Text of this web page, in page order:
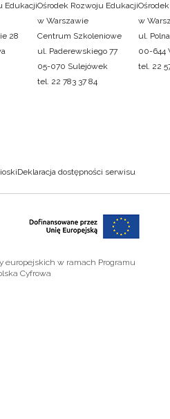
Edukacji
28
Ośrodek Rozwoju Edukacji
w Warszawie
Centrum Szkoleniowe
ul. Paderewskiego 77
05-070 Sulejówek
tel. 22 783 37 84
w
ul.
00-644
tel. 22
Deklaracja dostępności serwisu
europejskich w ramach Programu
Cyfrowa